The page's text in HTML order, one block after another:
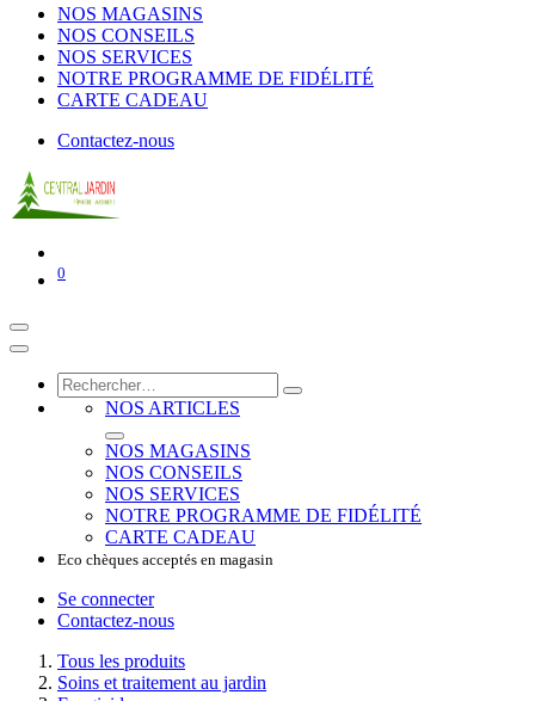
NOS MAGASINS
NOS CONSEILS
NOS SERVICES
NOTRE PROGRAMME DE FIDÉLITÉ
CARTE CADEAU
Contactez-nous
0
NOS ARTICLES
NOS MAGASINS
NOS CONSEILS
NOS SERVICES
NOTRE PROGRAMME DE FIDÉLITÉ
CARTE CADEAU
Eco chèques acceptés en magasin
Se connecter
Contactez-nous
Tous les produits
Soins et traitement au jardin